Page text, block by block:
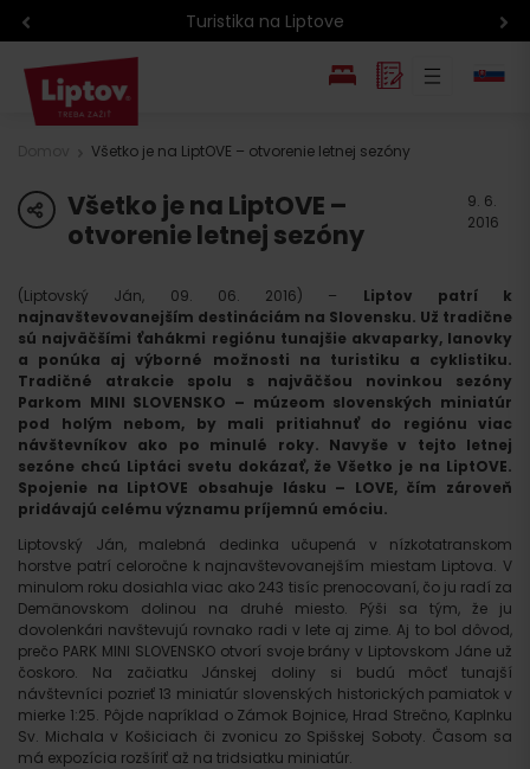
Atrakcie na Liptove podľa veku detí
Všetko je na LiptOVE – otvorenie letnej sezóny
share Všetko je na LiptOVE –
otvorenie letnej sezóny
9. 6.
2016
(Liptovský Ján, 09. 06. 2016) – Liptov patrí k
najnavštevovanejším destináciám na Slovensku. Už tradične
sú najväčšími ťahákmi regiónu tunajšie akvaparky, lanovky
a ponúka aj výborné možnosti na turistiku a cyklistiku.
Tradičné atrakcie spolu s najväčšou novinkou sezóny
Parkom MINI SLOVENSKO – múzeom slovenských miniatúr
pod holým nebom, by mali pritiahnuť do regiónu viac
návštevníkov ako po minulé roky. Navyše v tejto letnej
sezóne chcú Liptáci svetu dokázať, že Všetko je na LiptOVE.
Spojenie na LiptOVE obsahuje lásku – LOVE, čím zároveň
pridávajú celému významu príjemnú emóciu.
Liptovský Ján, malebná dedinka učupená v nízkotatranskom
horstve patrí celoročne k najnavštevovanejším miestam Liptova. V
minulom roku dosiahla viac ako 243 tisíc prenocovaní, čo ju radí za
Demänovskom dolinou na druhé miesto. Pýši sa tým, že ju
dovolenkári navštevujú rovnako radi v lete aj zime. Aj to bol dôvod,
prečo PARK MINI SLOVENSKO otvorí svoje brány v Liptovskom Jáne už
čoskoro. Na začiatku Jánskej doliny si budú môcť tunajší
návštevníci pozrieť 13 miniatúr slovenských historických pamiatok v
mierke 1:25. Pôjde napríklad o Zámok Bojnice, Hrad Strečno, Kaplnku
Sv. Michala v Košiciach či zvonicu zo Spišskej Soboty. Časom sa
má expozícia rozšíriť až na tridsiatku miniatúr.